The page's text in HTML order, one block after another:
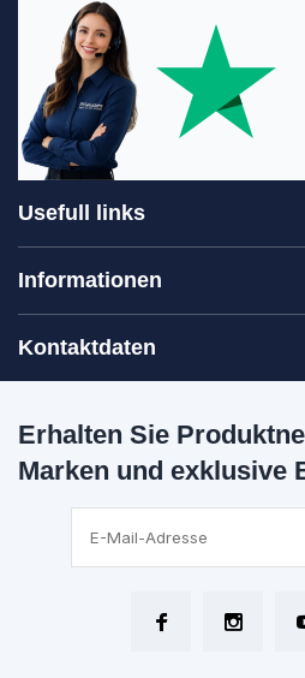
Usefull links
Informationen
Kontaktdaten
Erhalten Sie
Marken und exklusive